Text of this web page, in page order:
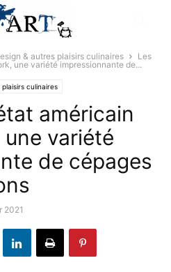
& autres plaisirs culinaires
Les
une variété impressionnante de...
culinaires
américain
variété
de cépages
2021